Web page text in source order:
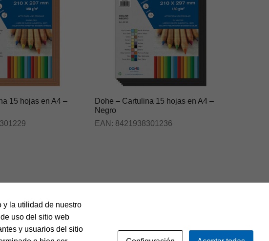
15 hojas en A4 –
Dohe – Cartulina 15 hojas en A4 –
Negro
EAN: 8421938301236
y la utilidad de nuestro
uso del sitio web
y usuarios del sitio